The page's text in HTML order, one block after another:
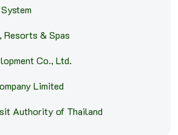
Resorts & Spas
Co., Ltd.
Limited
Authority of Thailand